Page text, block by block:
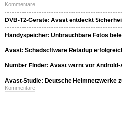
Kommentare
DVB-T2-Geräte: Avast entdeckt
Handyspeicher: Unbrauchbare Fotos
Avast: Schadsoftware Retadup
Number Finder: Avast warnt vor Android-
Avast-Studie: Deutsche Heimnetzwerke
Kommentare